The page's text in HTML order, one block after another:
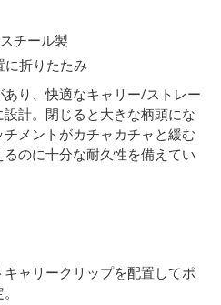
チール製
折りたたみ
り、快適なキャリー/ストレー
計。閉じると大きな柄頭にな
メントがカチャカチャと緩む
のに十分な耐久性を備えてい
ャリークリップを配置してポ